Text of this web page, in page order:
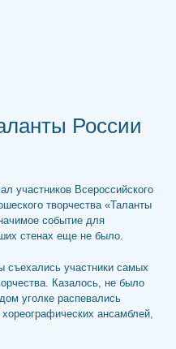
России
участников Всероссийского
творчества «Таланты
событие для
стенах еще не было.
участники самых
Казалось, не было
уголке распевались
ансамблей,